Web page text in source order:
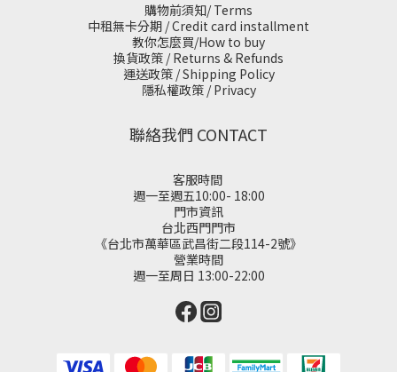
購物前須知/ Terms
中租無卡分期 / Credit card installment
教你怎麼買/How to buy
換貨政策 / Returns & Refunds
運送政策 / Shipping Policy
隱私權政策 / Privacy
聯絡我們 CONTACT
客服時間
週一至週五10:00- 18:00
門市資訊
台北西門門市
《台北市萬華區武昌街二段114-2號》
營業時間
週一至周日 13:00-22:00